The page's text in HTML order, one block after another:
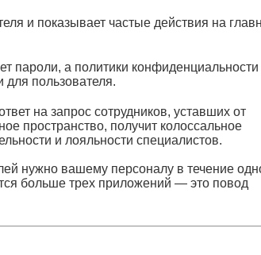
и показывает частые действия на
пароли, а политики конфиденциальности
для пользователя.
на запрос сотрудников, уставших от
пространство, получит колоссальное
и лояльности специалистов.
нужно вашему персоналу в течение
больше трех приложений — это повод